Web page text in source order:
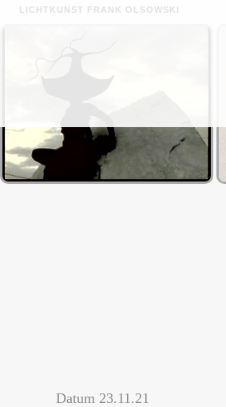
LICHTKUNST FRANK OLSOWSKI
Datum 23.11.21